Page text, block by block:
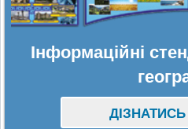
Інформаційні